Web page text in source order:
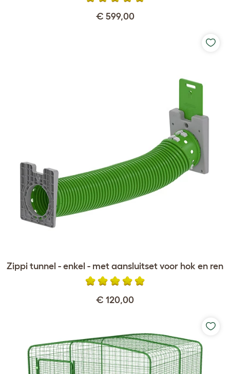
€ 599,00
Zippi tunnel - enkel - met aansluitset voor hok en ren
€ 120,00